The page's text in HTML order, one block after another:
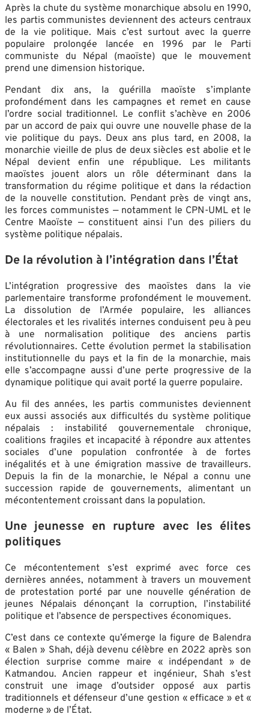
Après la chute du système monarchique absolu en 1990,
les partis communistes deviennent des acteurs centraux
de la vie politique. Mais c’est surtout avec la guerre
populaire prolongée lancée en 1996 par le Parti
communiste du Népal (maoïste) que le mouvement
prend une dimension historique.
Pendant dix ans, la guérilla maoïste s’implante
profondément dans les campagnes et remet en cause
l’ordre social traditionnel. Le conflit s’achève en 2006
par un accord de paix qui ouvre une nouvelle phase de la
vie politique du pays. Deux ans plus tard, en 2008, la
monarchie vieille de plus de deux siècles est abolie et le
Népal devient enfin une république. Les militants
maoïstes jouent alors un rôle déterminant dans la
transformation du régime politique et dans la rédaction
de la nouvelle constitution. Pendant près de vingt ans,
les forces communistes — notamment le CPN-UML et le
Centre Maoïste — constituent ainsi l’un des piliers du
système politique népalais.
De la révolution à l’intégration dans l’État
L’intégration progressive des maoïstes dans la vie
parlementaire transforme profondément le mouvement.
La dissolution de l’Armée populaire, les alliances
électorales et les rivalités internes conduisent peu à peu
à une normalisation politique des anciens partis
révolutionnaires. Cette évolution permet la stabilisation
institutionnelle du pays et la fin de la monarchie, mais
elle s’accompagne aussi d’une perte progressive de la
dynamique politique qui avait porté la guerre populaire.
Au fil des années, les partis communistes deviennent
eux aussi associés aux difficultés du système politique
népalais : instabilité gouvernementale chronique,
coalitions fragiles et incapacité à répondre aux attentes
sociales d’une population confrontée à de fortes
inégalités et à une émigration massive de travailleurs.
Depuis la fin de la monarchie, le Népal a connu une
succession rapide de gouvernements, alimentant un
mécontentement croissant dans la population.
Une jeunesse en rupture avec les élites
politiques
Ce mécontentement s’est exprimé avec force ces
dernières années, notamment à travers un mouvement
de protestation porté par une nouvelle génération de
jeunes Népalais dénonçant la corruption, l’instabilité
politique et l’absence de perspectives économiques.
C’est dans ce contexte qu’émerge la figure de Balendra
« Balen » Shah, déjà devenu célèbre en 2022 après son
élection surprise comme maire « indépendant » de
Katmandou. Ancien rappeur et ingénieur, Shah s’est
construit une image d’outsider opposé aux partis
traditionnels et défenseur d’une gestion « efficace » et «
moderne » de l’État.